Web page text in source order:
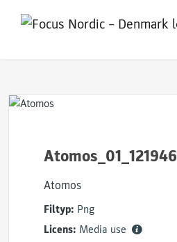
Atomos_01_121946
Atomos
Filtyp: Png
Licens: Media use